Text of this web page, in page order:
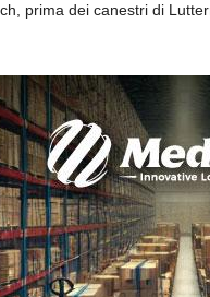
prima dei canestri di